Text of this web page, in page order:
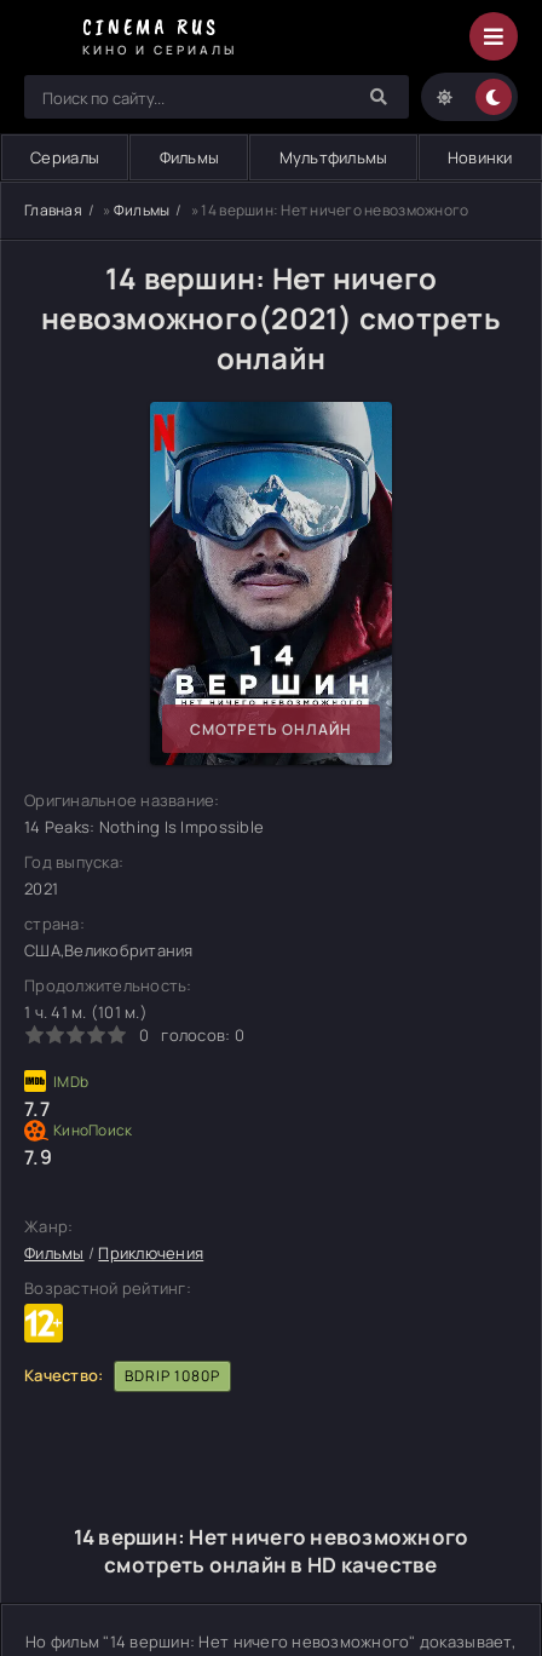
CINEMA RUS
КИНО И СЕРИАЛЫ
Сериалы Фильмы Мультфильмы Новинки
Главная » Фильмы » 14 вершин: Нет ничего невозможного
14 вершин: Нет ничего
невозможного(2021) смотреть
онлайн
СМОТРЕТЬ ОНЛАЙН
Оригинальное название:
14 Peaks: Nothing Is Impossible
Год выпуска:
2021
страна:
США,Великобритания
Продолжительность:
1 ч. 41 м. (101 м.)
0
голосов: 0
7.7
7.9
Жанр:
Фильмы / Приключения
Возрастной рейтинг:
Качество: BDRIP 1080P
14 вершин: Нет ничего невозможного
смотреть онлайн в HD качестве
Но фильм "14 вершин: Нет ничего невозможного" доказывает,